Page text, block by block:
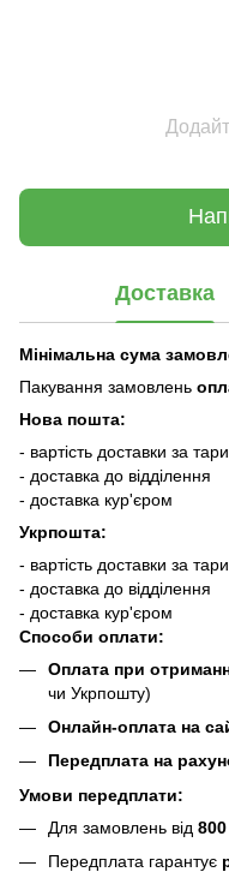
Доставка
Мінімальна сума
Пакування замовлень
Нова пошта:
- вартість доставки за
- доставка до відділення
- доставка кур'єром
Укрпошта:
- вартість доставки за
- доставка до відділення
- доставка кур'єром
Способи оплати:
Оплата при
чи Укрпошту)
Онлайн-оплата на
Передплата на
Умови передплати:
Для замовлень від
Передплата гарантує